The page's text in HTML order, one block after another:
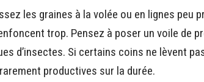
les graines à la volée ou en lignes peu
trop. Pensez à poser un voile de
d’insectes. Si certains coins ne lèvent
productives sur la durée.